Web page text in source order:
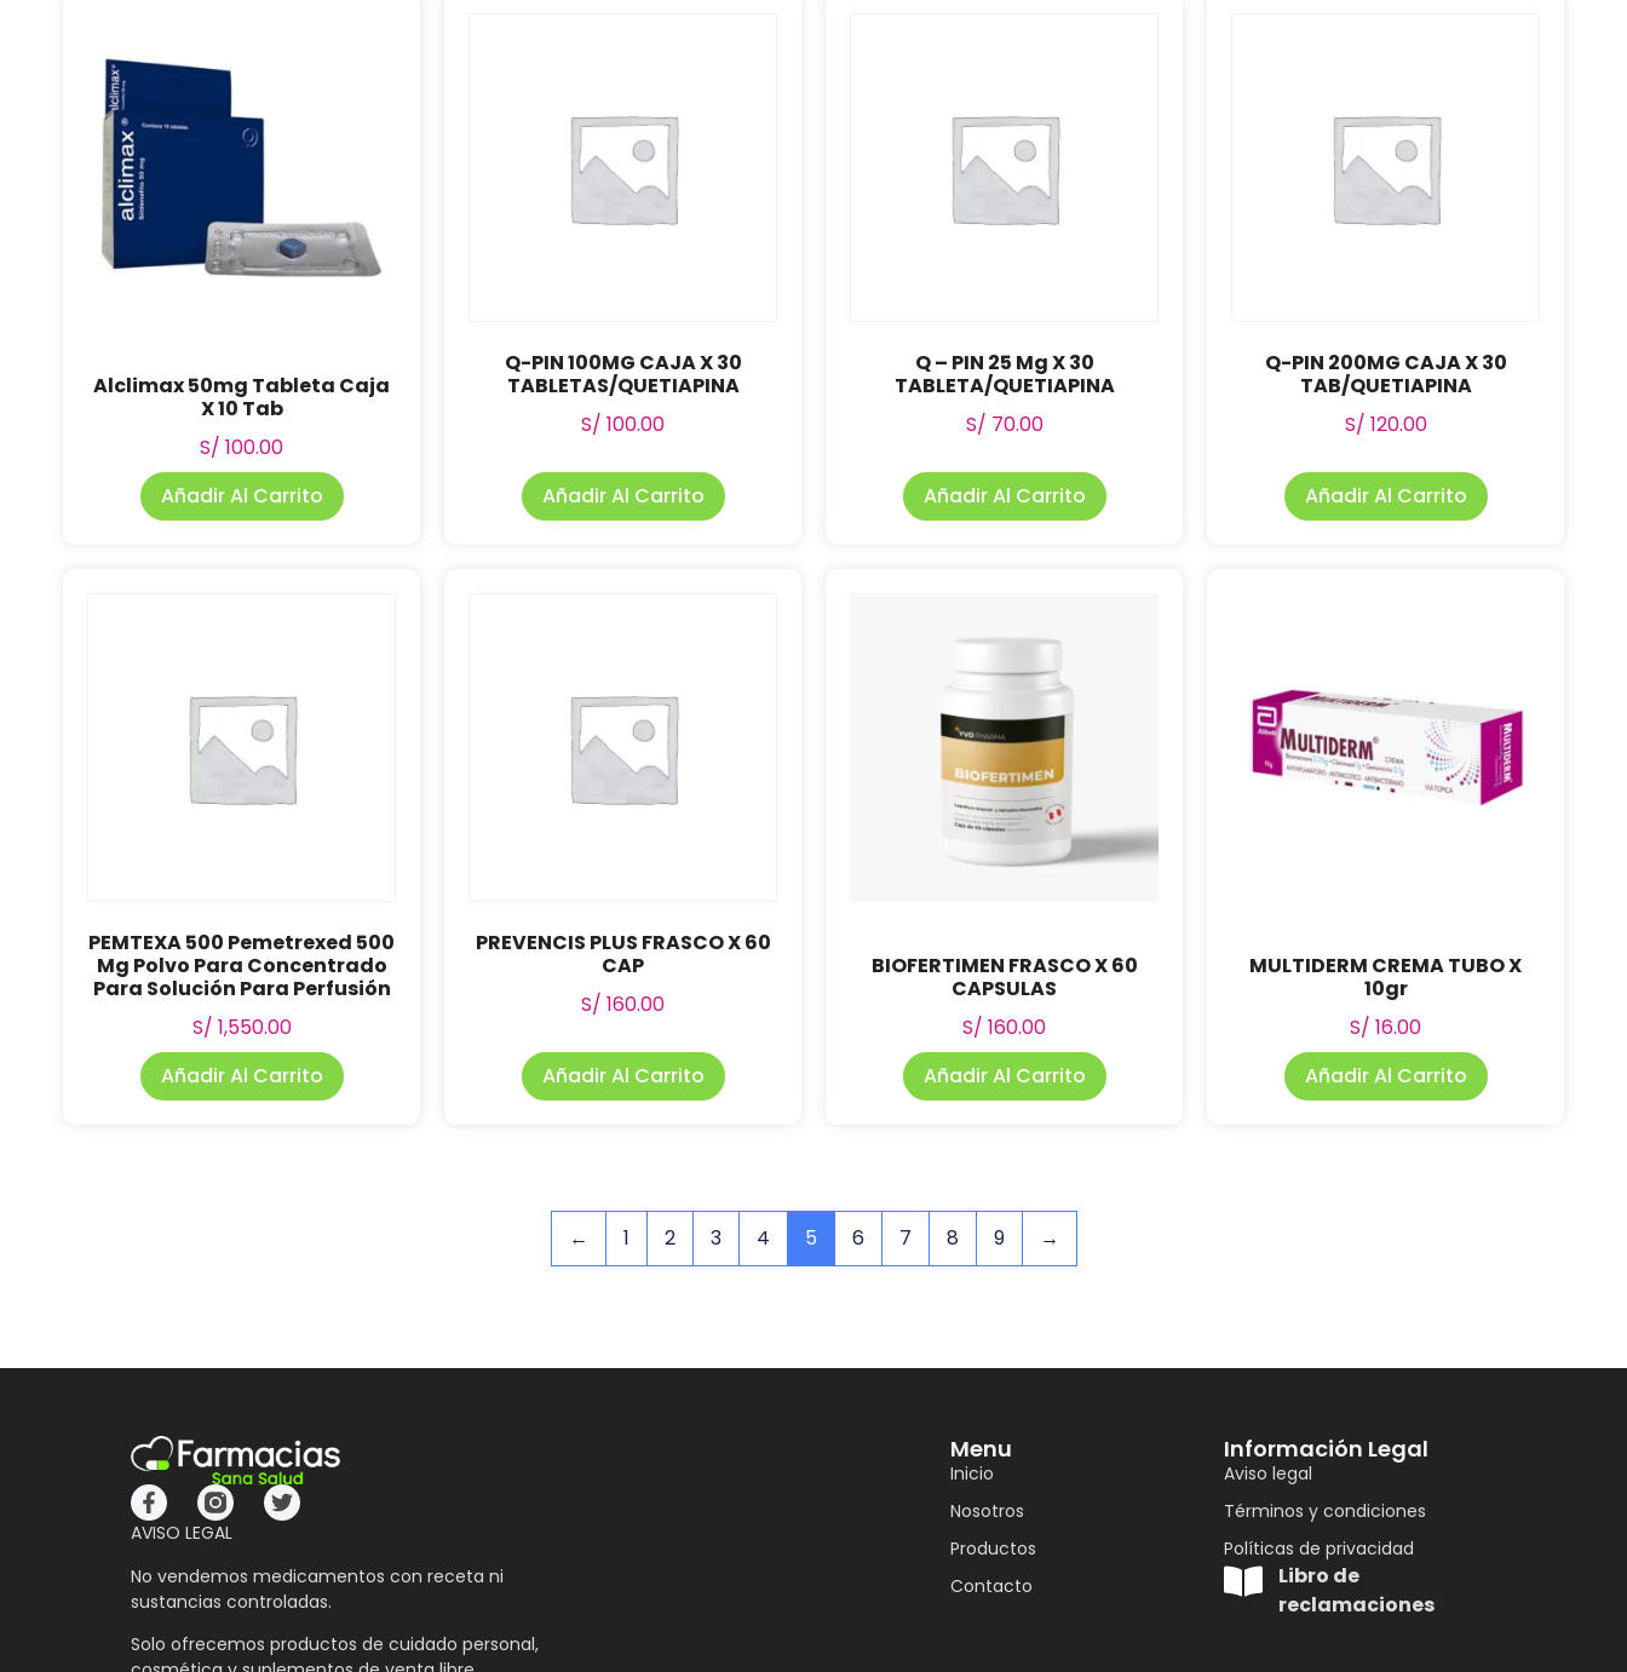
Alclimax 50mg Tableta Caja
X 10 Tab
S/ 100.00
Añadir Al Carrito
Q-PIN 100MG CAJA X 30
TABLETAS/QUETIAPINA
S/ 100.00
Añadir Al Carrito
Q – PIN 25 Mg X 30
TABLETA/QUETIAPINA
S/ 70.00
Añadir Al Carrito
Q-PIN 200MG CAJA X 30
TAB/QUETIAPINA
S/ 120.00
Añadir Al Carrito
PEMTEXA 500 Pemetrexed 500
Mg Polvo Para Concentrado
Para Solución Para Perfusión
S/ 1,550.00
Añadir Al Carrito
PREVENCIS PLUS FRASCO X 60
CAP
S/ 160.00
Añadir Al Carrito
BIOFERTIMEN FRASCO X 60
CAPSULAS
S/ 160.00
Añadir Al Carrito
MULTIDERM CREMA TUBO X
10gr
S/ 16.00
Añadir Al Carrito
← 1 2 3 4 5 6 7 8 9 →
AVISO LEGAL
No vendemos medicamentos con receta ni
sustancias controladas.
Solo ofrecemos productos de cuidado personal,
Menu
Inicio
Nosotros
Productos
Contacto
Información Legal
Aviso legal
Términos y condiciones
Políticas de privacidad
Libro de
reclamaciones